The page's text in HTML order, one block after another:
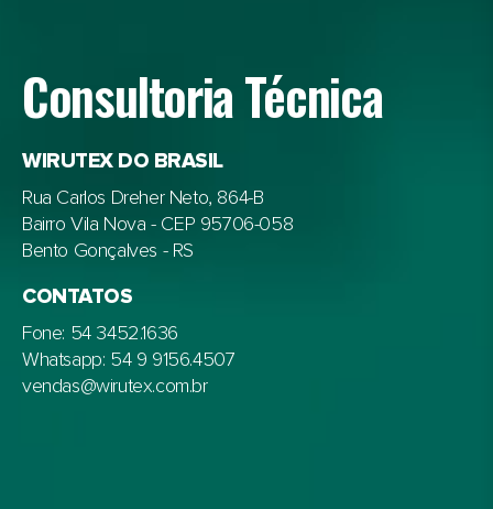
Consultoria Técnica
WIRUTEX DO BRASIL
Rua Carlos Dreher Neto, 864-B
Bairro Vila Nova - CEP 95706-058
Bento Gonçalves - RS
CONTATOS
Fone: 54 3452.1636
Whatsapp: 54 9 9156.4507
vendas@wirutex.com.br